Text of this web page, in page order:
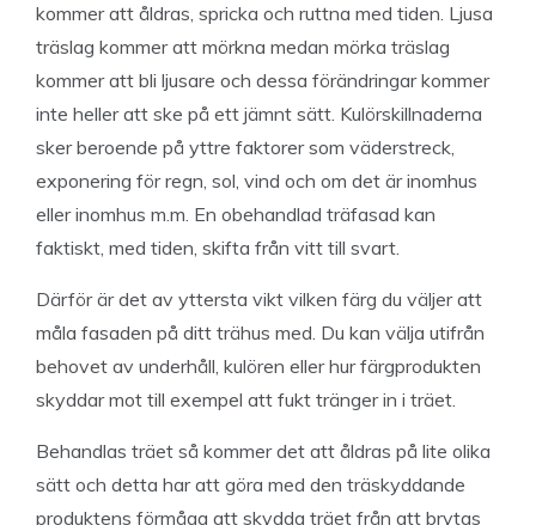
kommer att åldras, spricka och ruttna med tiden. Ljusa
träslag kommer att mörkna medan mörka träslag
kommer att bli ljusare och dessa förändringar kommer
inte heller att ske på ett jämnt sätt. Kulörskillnaderna
sker beroende på yttre faktorer som väderstreck,
exponering för regn, sol, vind och om det är inomhus
eller inomhus m.m. En obehandlad träfasad kan
faktiskt, med tiden, skifta från vitt till svart.
Därför är det av yttersta vikt vilken färg du väljer att
måla fasaden på ditt trähus med. Du kan välja utifrån
behovet av underhåll, kulören eller hur färgprodukten
skyddar mot till exempel att fukt tränger in i träet.
Behandlas träet så kommer det att åldras på lite olika
sätt och detta har att göra med den träskyddande
produktens förmåga att skydda träet från att brytas